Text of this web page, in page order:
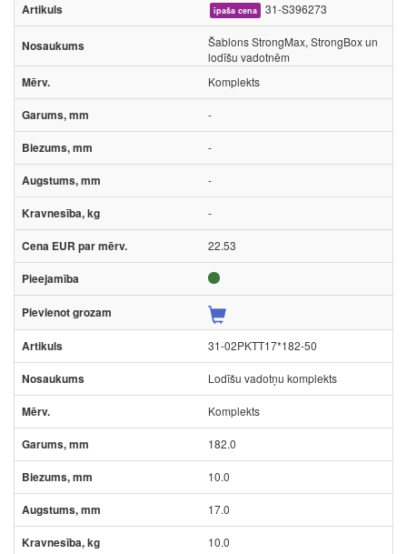
īpaša cena 31-S396273
Šablons StrongMax, StrongBox un
lodīšu vadotnēm
Komplekts
-
-
-
-
22.53
31-02PKTT17*182-50
Lodīšu vadotņu komplekts
Komplekts
182.0
10.0
17.0
10.0